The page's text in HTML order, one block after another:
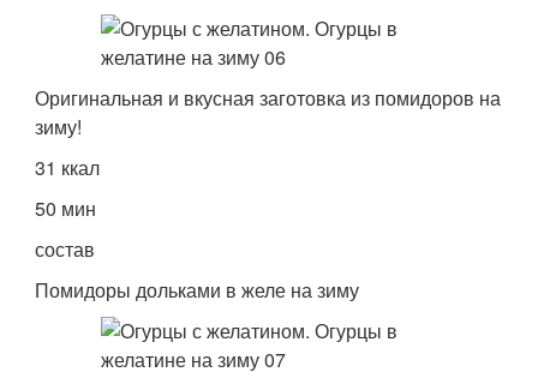
Оригинальная и вкусная заготовка из помидоров на
зиму!
31 ккал
50 мин
состав
Помидоры дольками в желе на зиму